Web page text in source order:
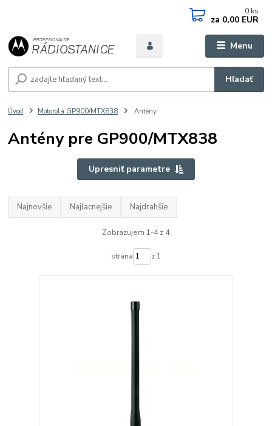
Menu
Hľadať
0 ks
za 0,00 EUR
Úvod Motorola GP900/MTX838 Antény
Antény pre GP900/MTX838
Upresniť parametre
Najnovšie Najlacnejšie Najdrahšie
Zobrazujem 1-4 z 4
strana z 1